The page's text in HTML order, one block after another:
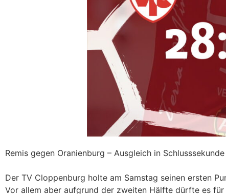
Remis gegen Oranienburg – Ausgleich in Schlusssekunde
Der TV Cloppenburg holte am Samstag seinen ersten
Vor allem aber aufgrund der zweiten Hälfte dürfte es